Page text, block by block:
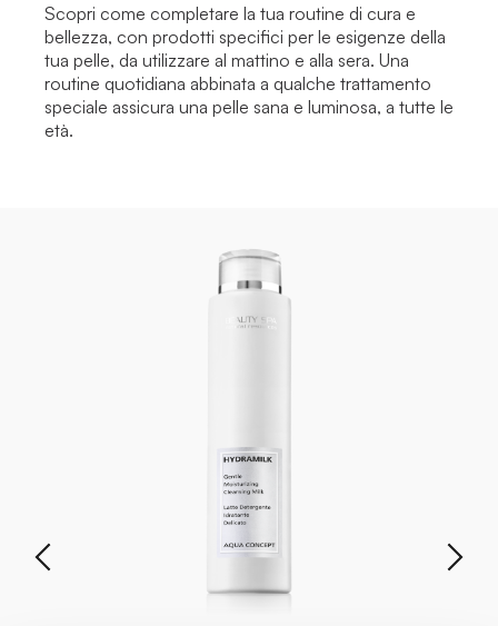
Scopri come completare la tua routine di cura e
bellezza, con prodotti specifici per le esigenze della
tua pelle, da utilizzare al mattino e alla sera. Una
routine quotidiana abbinata a qualche trattamento
speciale assicura una pelle sana e luminosa, a tutte le
età.